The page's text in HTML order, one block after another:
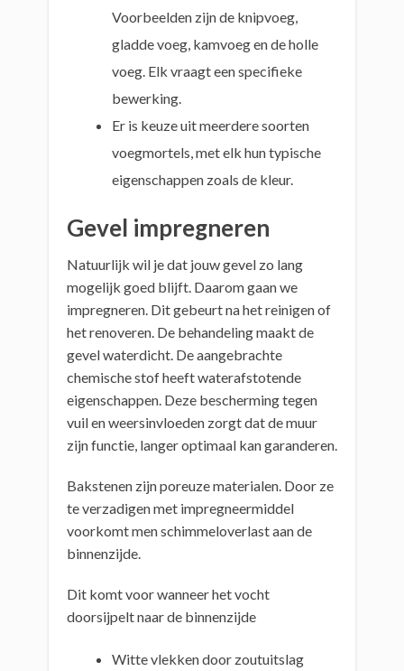
Voorbeelden zijn de knipvoeg,
gladde voeg, kamvoeg en de holle
voeg. Elk vraagt een specifieke
bewerking.
Er is keuze uit meerdere soorten
voegmortels, met elk hun typische
eigenschappen zoals de kleur.
Gevel impregneren
Natuurlijk wil je dat jouw gevel zo lang
mogelijk goed blijft. Daarom gaan we
impregneren. Dit gebeurt na het reinigen of
het renoveren. De behandeling maakt de
gevel waterdicht. De aangebrachte
chemische stof heeft waterafstotende
eigenschappen. Deze bescherming tegen
vuil en weersinvloeden zorgt dat de muur
zijn functie, langer optimaal kan garanderen.
Bakstenen zijn poreuze materialen. Door ze
te verzadigen met impregneermiddel
voorkomt men schimmeloverlast aan de
binnenzijde.
Dit komt voor wanneer het vocht
doorsijpelt naar de binnenzijde
Witte vlekken door zoutuitslag